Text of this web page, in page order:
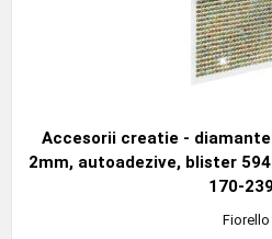
Accesorii creatie -
2mm, autoadezive, blister
170-
Fiorello